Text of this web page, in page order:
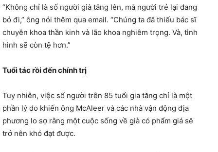
“Không chỉ là số người già tăng lên, mà người trẻ lại đang
bỏ đi,” ông nói thêm qua email. “Chúng ta đã thiếu bác sĩ
chuyên khoa thần kinh và lão khoa nghiêm trọng. Và, tình
hình sẽ còn tệ hơn.”
Tuổi tác rồi đến chính trị
Tuy nhiên, việc số người trên 85 tuổi gia tăng chỉ là một
phần lý do khiến ông McAleer và các nhà vận động địa
phương lo sợ rằng một cuộc sống về già có phẩm giá sẽ
trở nên khó đạt được.